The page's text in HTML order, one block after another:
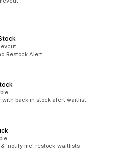
Restock Alert
with back in stock alert waitlist
'notify me' restock waitlists